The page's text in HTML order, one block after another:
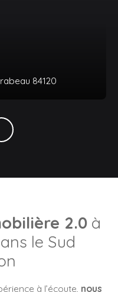
84120
2.0à
le Sud
à l’écoute, nous